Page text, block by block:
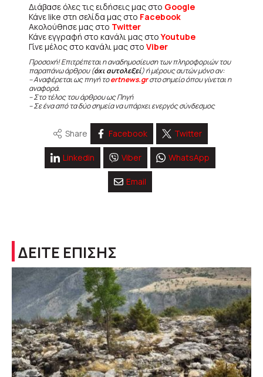
Διάβασε όλες τις ειδήσεις μας στο Google
Κάνε like στη σελίδα μας στο Facebook
Ακολούθησε μας στο Twitter
Κάνε εγγραφή στο κανάλι μας στοYoutube
Γίνε μέλος στο κανάλι μας στο Viber
Προσοχή! Επιτρέπεται η αναδημοσίευση των πληροφοριών του
παραπάνω άρθρου (όχι αυτολεξεί) ή μέρους αυτών μόνο αν:
– Αναφέρεται ως πηγή τοertnews.grστο σημείο όπου γίνεται η
αναφορά.
– Στο τέλος του άρθρου ως Πηγή
– Σε ένα από τα δύο σημεία να υπάρχει ενεργός σύνδεσμος
Share Facebook Twitter
Linkedin Viber WhatsApp
Email
ΔΕΙΤΕ ΕΠΙΣΗΣ